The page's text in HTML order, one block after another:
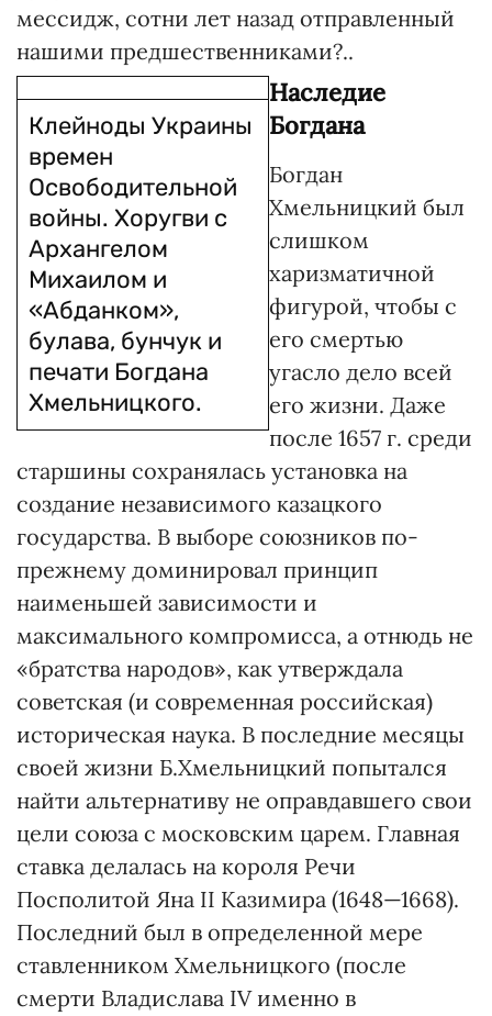
мессидж, сотни лет назад отправленный
нашими предшественниками?..
Клейноды Украины
времен
Освободительной
войны. Хоругви с
Архангелом
Михаилом и
«Абданком»,
булава, бунчук и
печати Богдана
Хмельницкого.
Наследие
Богдана
Богдан
Хмельницкий был
слишком
харизматичной
фигурой, чтобы с
его смертью
угасло дело всей
его жизни. Даже
после 1657 г. среди
старшины сохранялась установка на
создание независимого казацкого
государства. В выборе союзников по-
прежнему доминировал принцип
наименьшей зависимости и
максимального компромисса, а отнюдь не
«братства народов», как утверждала
советская (и современная российская)
историческая наука. В последние месяцы
своей жизни Б.Хмельницкий попытался
найти альтернативу не оправдавшего свои
цели союза с московским царем. Главная
ставка делалась на короля Речи
Посполитой Яна II Казимира (1648—1668).
Последний был в определенной мере
ставленником Хмельницкого (после
смерти Владислава IV именно в